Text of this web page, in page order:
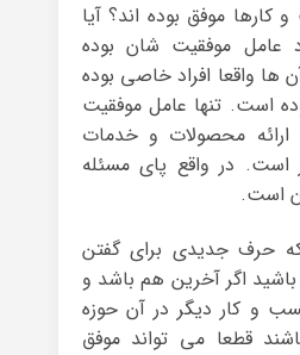
کارها موفق بوده اند؟ آیا
عامل موفقیت شان بوده
ها واقعا افراد خاصی بوده
است. تنها عامل موفقیت
محصولات و خدمات
است. در واقع پای مسئله
است.
حرف جدیدی برای گفتن
اگر آخرین هم باشد و
و کار دیگر در آن حوزه
قطعا می تواند موفق